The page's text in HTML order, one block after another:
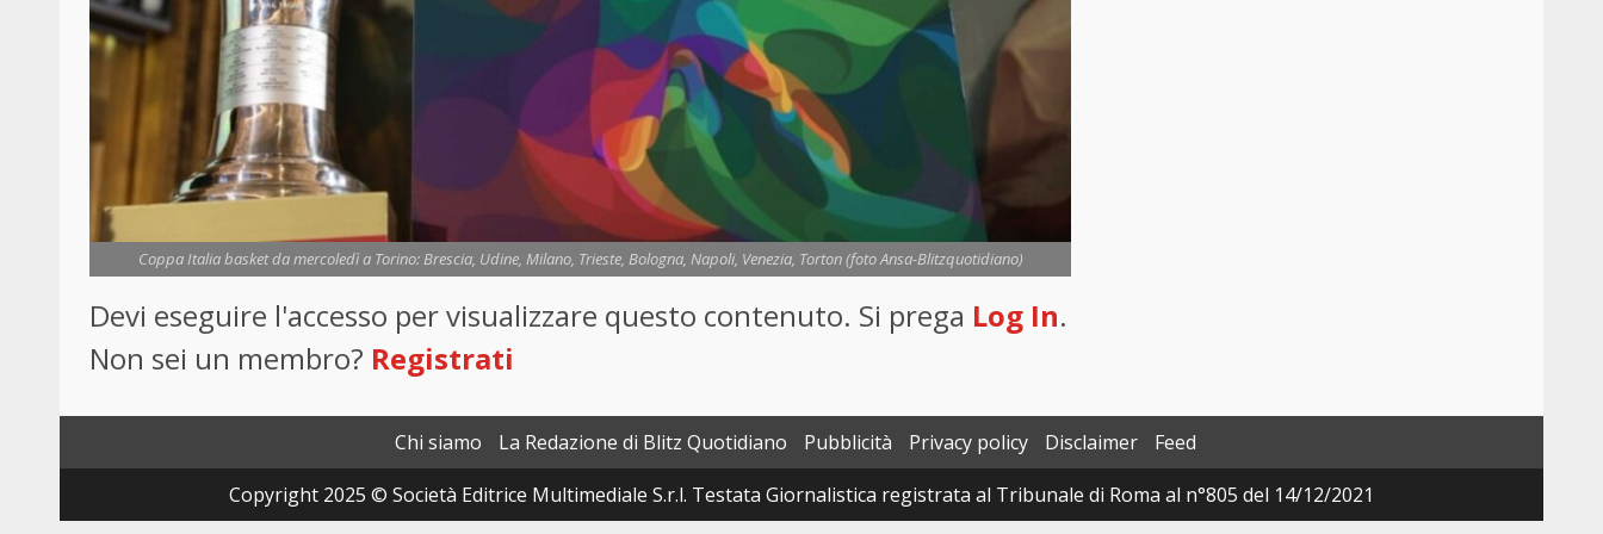
Coppa Italia basket da mercoledì a Torino: Brescia, Udine, Milano, Trieste, Bologna, Napoli, Venezia, Torton (foto Ansa-Blitzquotidiano)
Devi eseguire l'accesso per visualizzare questo contenuto. Si prega Log In.
Non sei un membro? Registrati
Chi siamo La Redazione di Blitz Quotidiano Pubblicità Privacy policy Disclaimer
Feed
Copyright 2025 © Società Editrice Multimediale S.r.l. Testata Giornalistica registrata al Tribunale di Roma al n°805 del 14/12/2021